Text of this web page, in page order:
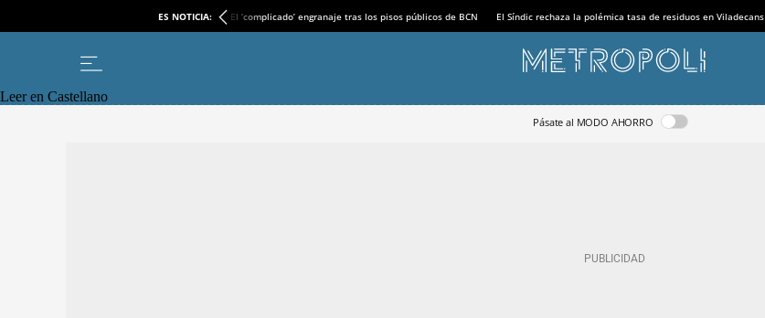
ES NOTICIA: El ‘complicado’ engranaje tras los pisos públicos de BCN El Síndic rechaza la polémica tasa de residuos en Viladecans
Leer en Castellano
Pásate al MODO AHORRO